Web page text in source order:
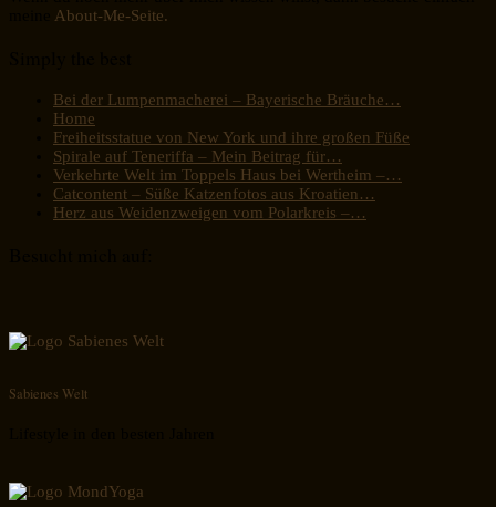
About-Me-Seite.
Bei der Lumpenmacherei – Bayerische Bräuche…
Home
Freiheitsstatue von New York und ihre großen Füße
Spirale auf Teneriffa – Mein Beitrag für…
Verkehrte Welt im Toppels Haus bei Wertheim –…
Catcontent – Süße Katzenfotos aus Kroatien…
Herz aus Weidenzweigen vom Polarkreis –…
Sabienes Welt